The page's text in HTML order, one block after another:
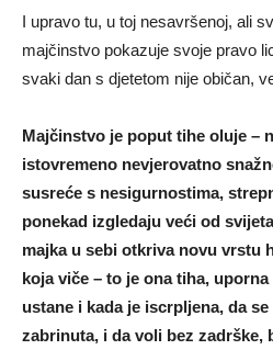
I upravo tu, u toj nesavršenoj, ali
majčinstvo pokazuje svoje pravo
svaki dan s djetetom nije običan,
Majčinstvo je poput tihe oluje –
istovremeno nevjerovatno
susreće s nesigurnostima,
ponekad izgledaju veći od
majka u sebi otkriva novu vrstu
koja viče – to je ona tiha,
ustane i kada je iscrpljena, da
zabrinuta, i da voli bez zadrške,